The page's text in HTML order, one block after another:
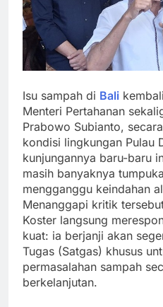
Isu sampah di Bali
Menteri Pertahanan
Prabowo Subianto,
kondisi lingkungan Pulau
kunjungannya baru-baru
masih banyaknya
mengganggu keindahan
Menanggapi kritik
Koster langsung
kuat: ia berjanji akan
Tugas (Satgas) khusus
permasalahan sampah
berkelanjutan.